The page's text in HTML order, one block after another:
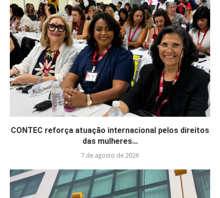
CONTEC reforça atuação internacional pelos direitos
das mulheres...
7 de agosto de 2026